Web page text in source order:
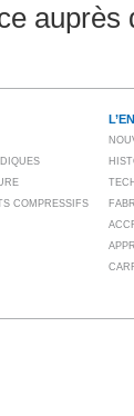
auprès
COMPRESSIFS